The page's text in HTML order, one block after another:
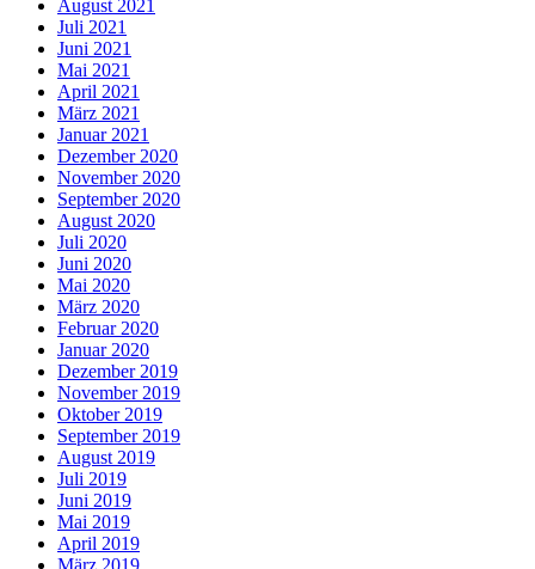
August 2021
Juli 2021
Juni 2021
Mai 2021
April 2021
März 2021
Januar 2021
Dezember 2020
November 2020
September 2020
August 2020
Juli 2020
Juni 2020
Mai 2020
März 2020
Februar 2020
Januar 2020
Dezember 2019
November 2019
Oktober 2019
September 2019
August 2019
Juli 2019
Juni 2019
Mai 2019
April 2019